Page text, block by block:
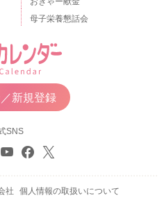
母子栄養懇話会
新規登録
SNS
社 個人情報の取扱いについて